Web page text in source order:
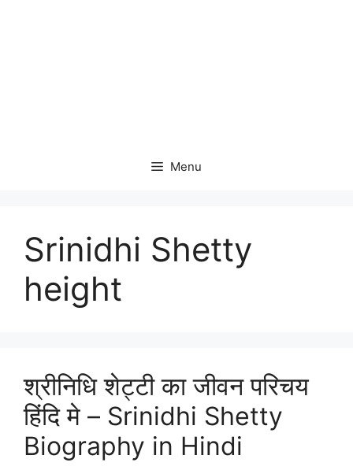
Menu
Srinidhi Shetty
height
श्रीनिधि शेट्टी का जीवन परिचय
हिंदि मे – Srinidhi Shetty
Biography in Hindi